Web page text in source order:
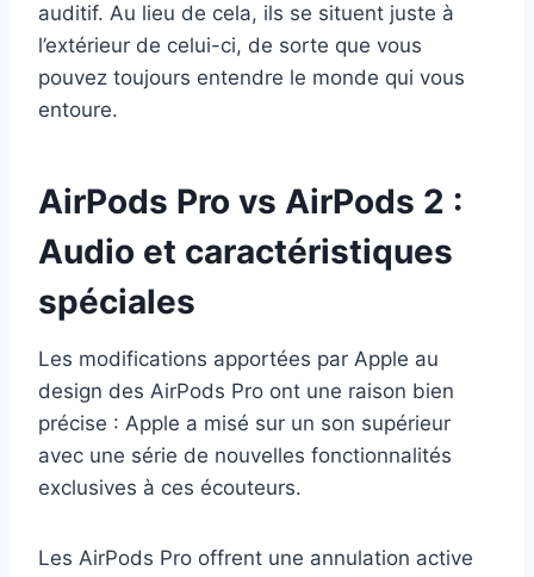
auditif. Au lieu de cela, ils se situent juste à
l’extérieur de celui-ci, de sorte que vous
pouvez toujours entendre le monde qui vous
entoure.
AirPods Pro vs AirPods 2 :
Audio et caractéristiques
spéciales
Les modifications apportées par Apple au
design des AirPods Pro ont une raison bien
précise : Apple a misé sur un son supérieur
avec une série de nouvelles fonctionnalités
exclusives à ces écouteurs.
Les AirPods Pro offrent une annulation active